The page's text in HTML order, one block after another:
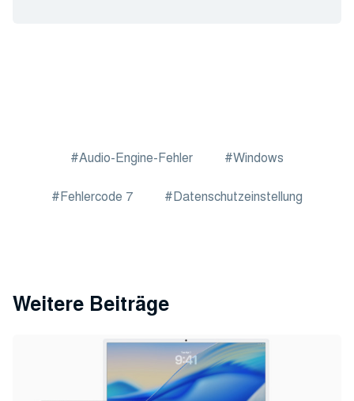
Audio-Engine-Fehler Windows
Fehlercode 7 Datenschutzeinstellung
Weitere Beiträge